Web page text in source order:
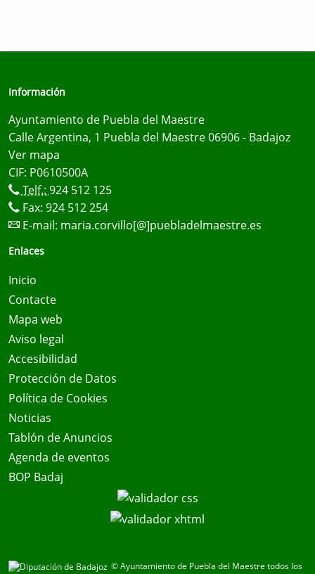
Información
Ayuntamiento de Puebla del Maestre
Calle Argentina, 1 Puebla del Maestre 06906 - Badajoz
Ver mapa
CIF: P0610500A
Telf.: 924 512 125
Fax: 924 512 254
E-mail: maria.corvillo[@]puebladelmaestre.es
Enlaces
Inicio
Contacte
Mapa web
Aviso legal
Accesibilidad
Protección de Datos
Política de Cookies
Noticias
Tablón de Anuncios
Agenda de eventos
BOP Badaj
© Ayuntamiento de Puebla del Maestre todos los